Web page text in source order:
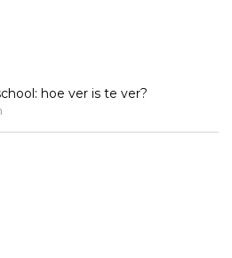
hoe ver is te ver?